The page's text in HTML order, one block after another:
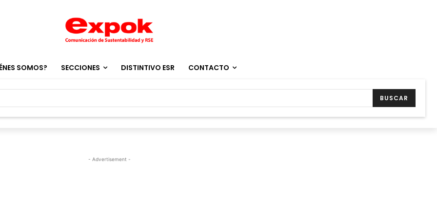
SOMOS? SECCIONES DISTINTIVO ESR CONTACTO
BUSCAR
- Advertisement -